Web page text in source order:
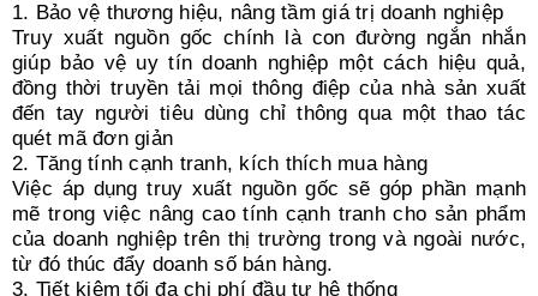
1. Bảo vệ thương hiệu, nâng tầm giá trị doanh nghiệp
Truy xuất nguồn gốc chính là con đường ngắn nhắn
giúp bảo vệ uy tín doanh nghiệp một cách hiệu quả,
đồng thời truyền tải mọi thông điệp của nhà sản xuất
đến tay người tiêu dùng chỉ thông qua một thao tác
quét mã đơn giản
2. Tăng tính cạnh tranh, kích thích mua hàng
Việc áp dụng truy xuất nguồn gốc sẽ góp phần mạnh
mẽ trong việc nâng cao tính cạnh tranh cho sản phẩm
của doanh nghiệp trên thị trường trong và ngoài nước,
từ đó thúc đẩy doanh số bán hàng.
3. Tiết kiệm tối đa chi phí đầu tư hệ thống